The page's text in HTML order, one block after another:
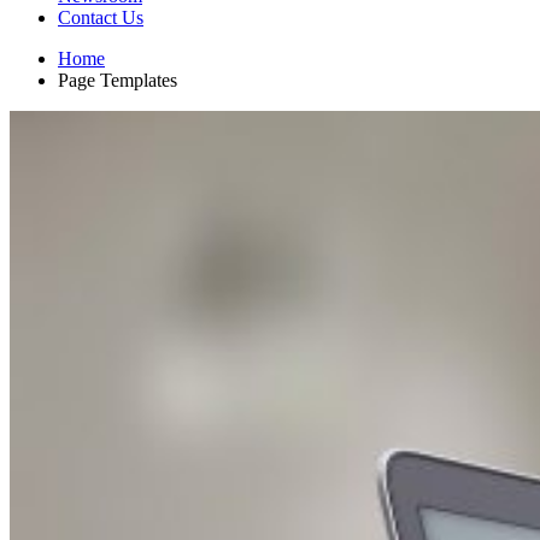
Contact Us
Home
Page Templates